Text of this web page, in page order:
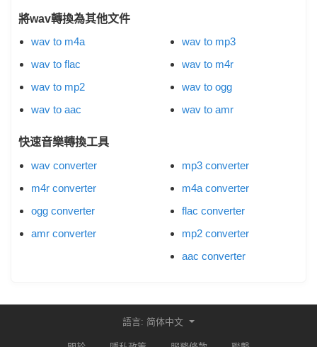
將wav轉換為其他文件
wav to m4a
wav to flac
wav to mp2
wav to aac
wav to mp3
wav to m4r
wav to ogg
wav to amr
快速音樂轉換工具
wav converter
m4r converter
ogg converter
amr converter
mp3 converter
m4a converter
flac converter
mp2 converter
aac converter
語言: 简体中文